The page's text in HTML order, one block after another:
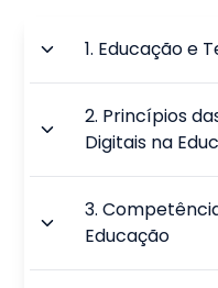
1. Educação e
2. Princípios
Digitais na
3.
Educação